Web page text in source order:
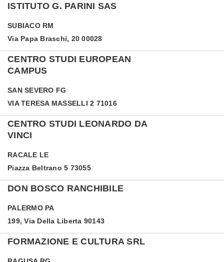
ISTITUTO G. PARINI SAS
SUBIACO RM
Via Papa Braschi, 20 00028
CENTRO STUDI EUROPEAN
CAMPUS
SAN SEVERO FG
VIA TERESA MASSELLI 2 71016
CENTRO STUDI LEONARDO DA
VINCI
RACALE LE
Piazza Beltrano 5 73055
DON BOSCO RANCHIBILE
PALERMO PA
199, Via Della Liberta 90143
FORMAZIONE E CULTURA SRL